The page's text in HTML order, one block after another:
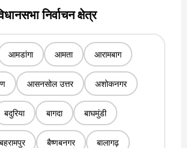
निर्वाचन क्षेत्र
आमडांगा आमता आरामबाग
आसनसोल उत्तर अशोकनगर
बदुरिया बागदा बाघमुंडी
बहरामपुर बैष्णबनगर बालागढ़